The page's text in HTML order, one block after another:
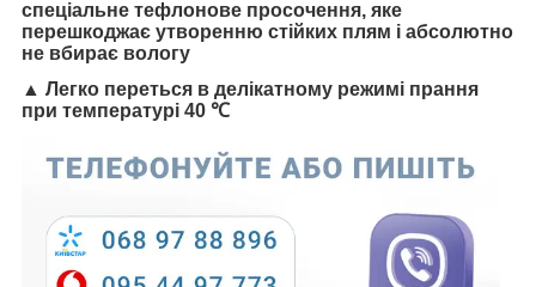
спеціальне тефлонове просочення, яке
перешкоджає утворенню стійких плям і абсолютно
не вбирає вологу
▲ Легко переться в делікатному режимі прання
при температурі 40 ℃